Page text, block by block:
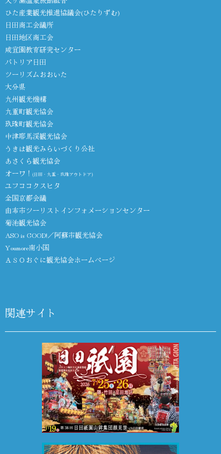
ひた産業観光推進協議会(ひたりずむ)
日田商工会議所
日田地区商工会
咸宜園教育研究センター
パトリア日田
ツーリズムおおいた
大分県
九州観光機構
九重町観光協会
玖珠町観光協会
中津耶馬渓観光協会
うきは観光みらいづくり公社
あさくら観光協会
オーワ！ (日田・九重・玖珠アウトドア)
ユフココクスヒタ
全国京都会議
由布市ツーリストインフォメーションセンター
菊池観光協会
ASO is GOOD!／阿蘇市観光協会
Youmore南小国
ＡＳＯおぐに観光協会ホームページ
関連サイト